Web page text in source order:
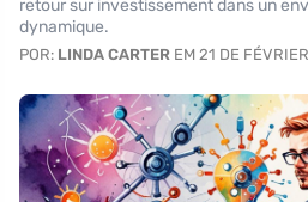
retour sur investissement dans un
dynamique.
POR: LINDA CARTER EM 21 DE